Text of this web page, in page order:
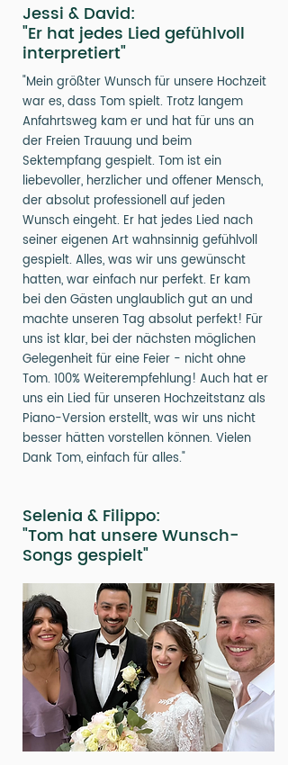
Jessi & David:
"Er hat jedes Lied gefühlvoll
interpretiert"
"Mein größter Wunsch für unsere Hochzeit
war es, dass Tom spielt. Trotz langem
Anfahrtsweg kam er und hat für uns an
der Freien Trauung und beim
Sektempfang gespielt. Tom ist ein
liebevoller, herzlicher und offener Mensch,
der absolut professionell auf jeden
Wunsch eingeht. Er hat jedes Lied nach
seiner eigenen Art wahnsinnig gefühlvoll
gespielt. Alles, was wir uns gewünscht
hatten, war einfach nur perfekt. Er kam
bei den Gästen unglaublich gut an und
machte unseren Tag absolut perfekt! Für
uns ist klar, bei der nächsten möglichen
Gelegenheit für eine Feier - nicht ohne
Tom. 100% Weiterempfehlung! Auch hat er
uns ein Lied für unseren Hochzeitstanz als
Piano-Version erstellt, was wir uns nicht
besser hätten vorstellen können. Vielen
Dank Tom, einfach für alles."
Selenia & Filippo:
"Tom hat unsere Wunsch-
Songs gespielt"